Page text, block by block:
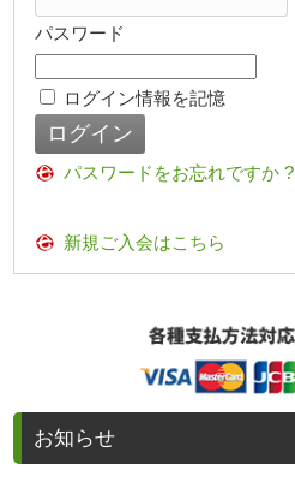
パスワード
ログイン情報を記憶
パスワードをお忘れですか ?
新規ご入会はこちら
お知らせ